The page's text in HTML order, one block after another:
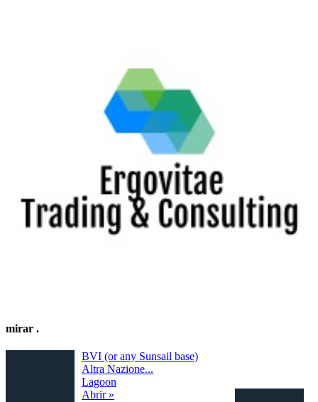
mirar .
BVI (or any Sunsail base)
Altra Nazione...
Lagoon
Abrir »